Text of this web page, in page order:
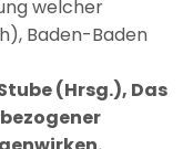
welcher
Baden-Baden
(Hrsg.), Das